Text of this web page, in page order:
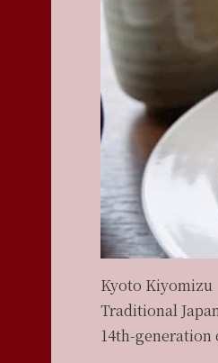
Kyoto Kiyomizu
Traditional
14th-